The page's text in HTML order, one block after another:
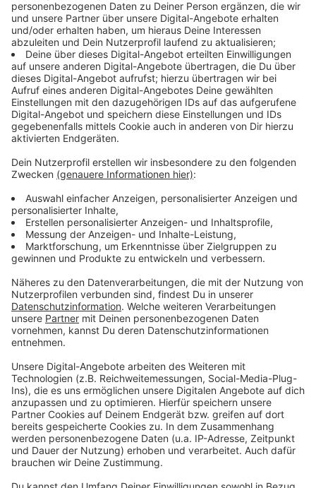
Gänsehaut: Oska in der Life Lounge!